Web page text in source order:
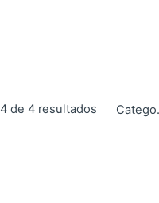
de 4 resultados